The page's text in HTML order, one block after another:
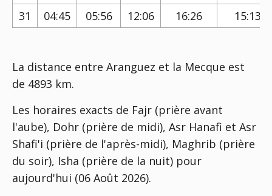
31
04:45 05:56 12:06 16:26 15:13
La distance entre Aranguez et la Mecque est
de 4893 km.
Les horaires exacts de Fajr (prière avant
l'aube), Dohr (prière de midi), Asr Hanafi et Asr
Shafi'i (prière de l'après-midi), Maghrib (prière
du soir), Isha (prière de la nuit) pour
aujourd'hui (06 Août 2026).